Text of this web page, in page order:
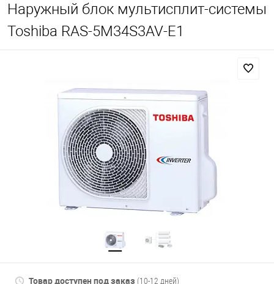
Наружный блок мультисплит-системы
Toshiba RAS-5M34S3AV-E1
Товар доступен под заказ (10-12 дней)